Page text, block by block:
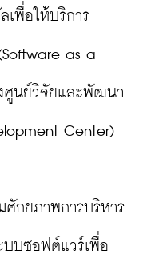
พื่อให้บริการ
as a
ศูนย์วิจัยและพัฒนา
Center)
ศักยภาพการบริหาร
บบซอฟต์แวร์เพื่อ